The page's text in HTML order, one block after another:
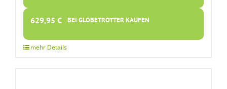
629,95 € BEI GLOBETROTTER KAUFEN